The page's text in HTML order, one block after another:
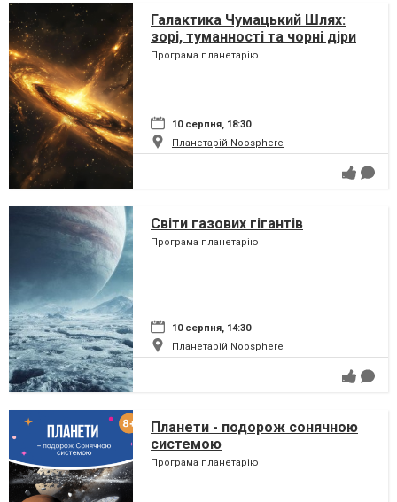
Галактика Чумацький Шлях:
зорі, туманності та чорні діри
Програма планетарію
10 серпня, 18:30
Планетарій Noosphere
Світи газових гігантів
Програма планетарію
10 серпня, 14:30
Планетарій Noosphere
Планети - подорож сонячною
системою
Програма планетарію